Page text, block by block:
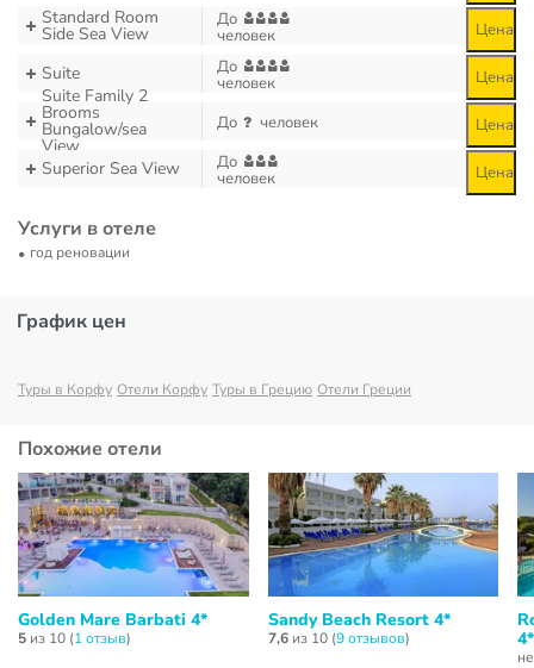
Standard Room
Side Sea View
До
человек Цена
Suite До
человек Цена
Suite Family 2
Brooms
Bungalow/sea
View
До человек Цена
Superior Sea View До
человек Цена
Услуги в отеле
год реновации
График цен
Туры в Корфу Отели Корфу Туры в Грецию Отели Греции
Похожие отели
Golden Mare Barbati 4*
5 из 10 (1 отзыв)
Sandy Beach Resort 4*
7,6из 10 (9 отзывов)
4*